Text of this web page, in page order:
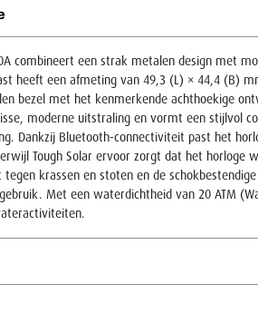
combineert een strak metalen design met
heeft een afmeting van 49,3 (L) × 44,4 (B)
bezel met het kenmerkende achthoekige
moderne uitstraling en vormt een stijlvol
Dankzij Bluetooth-connectiviteit past het
Tough Solar ervoor zorgt dat het horloge
tegen krassen en stoten en de
Met een waterdichtheid van 20 ATM